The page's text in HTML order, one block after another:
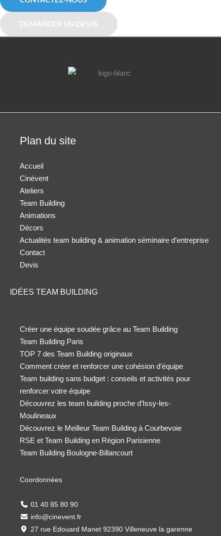
DEMANDER UN DEVIS
Plan du site
Accueil
Cinévent
Ateliers
Team Building
Animations
Décors
Actualités team building & animation séminaire d’entreprise
Contact
Devis
IDÉES TEAM BUILDING
Créer une équipe soudée grâce au Team Building
Team Building Paris
TOP 7 des Team Building originaux
Comment créer et renforcer une cohésion d’équipe
Team building sans budget : conseils et activités pour
renforcer votre équipe
Découvrez les team building proche d’Issy-les-
Moulineaux
Découvrez le Meilleur Team Building à Courbevoie
RSE et Team Building en Région Parisienne
Team Building Boulogne-Billancourt
Coordonnées
01 40 85 80 90
info@cinevent.fr
27 rue Edouard Manet 92390 Villeneuve la garenne